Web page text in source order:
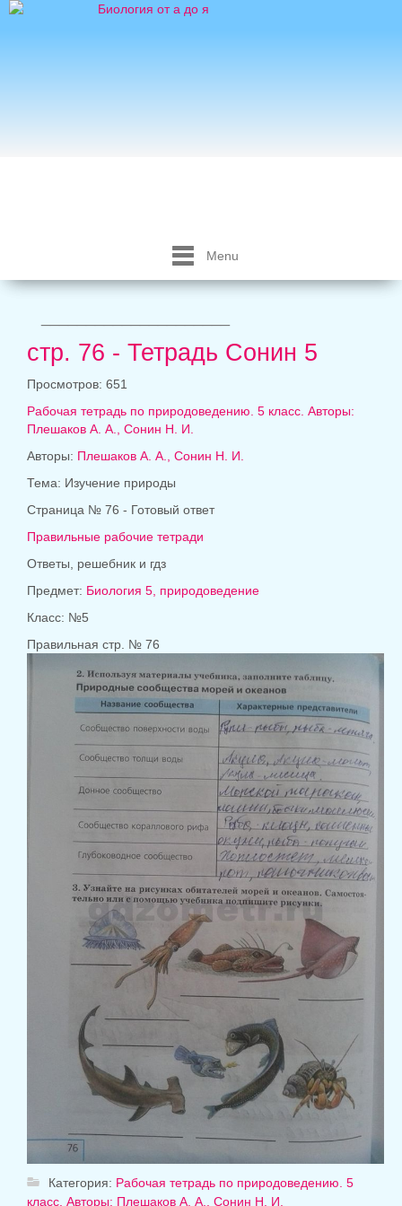
Menu
стр. 76 - Тетрадь Сонин 5
Просмотров: 651
Рабочая тетрадь по природоведению. 5 класс. Авторы:
Плешаков А. А., Сонин Н. И.
Авторы: Плешаков А. А., Сонин Н. И.
Тема: Изучение природы
Страница № 76 - Готовый ответ
Правильные рабочие тетради
Ответы, решебник и гдз
Предмет: Биология 5, природоведение
Класс: №5
Правильная стр. № 76
Категория: Рабочая тетрадь по природоведению. 5
класс. Авторы: Плешаков А. А., Сонин Н. И.